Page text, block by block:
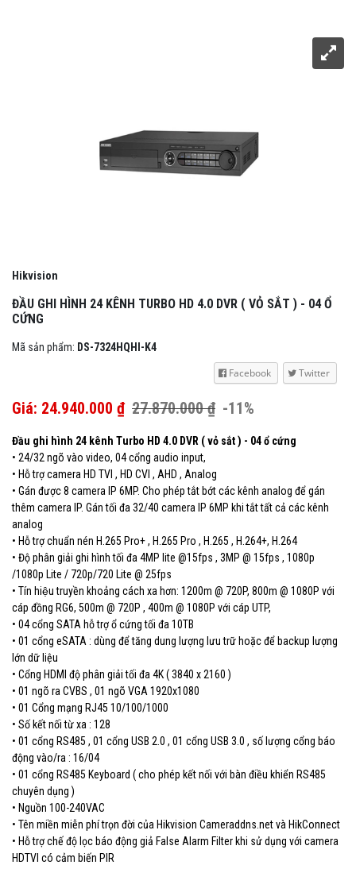
Hikvision
ĐẦU GHI HÌNH 24 KÊNH TURBO HD 4.0 DVR ( VỎ SẮT ) - 04 Ổ
CỨNG
Mã sản phẩm: DS-7324HQHI-K4
Facebook Twitter
Giá: 24.940.000 ₫ 27.870.000 ₫ -11%
Đầu ghi hình 24 kênh Turbo HD 4.0 DVR ( vỏ sắt ) - 04 ổ cứng
• 24/32 ngõ vào video, 04 cổng audio input,
• Hỗ trợ camera HD TVI , HD CVI , AHD , Analog
• Gán được 8 camera IP 6MP. Cho phép tắt bớt các kênh analog để gán
thêm camera IP. Gán tối đa 32/40 camera IP 6MP khi tắt tất cả các kênh
analog
• Hỗ trợ chuẩn nén H.265 Pro+ , H.265 Pro , H.265 , H.264+, H.264
• Độ phân giải ghi hình tối đa 4MP lite @15fps , 3MP @ 15fps , 1080p
/1080p Lite / 720p/720 Lite @ 25fps
• Tín hiệu truyền khoảng cách xa hơn: 1200m @ 720P, 800m @ 1080P với
cáp đồng RG6, 500m @ 720P , 400m @ 1080P với cáp UTP,
• 04 cổng SATA hỗ trợ ổ cứng tối đa 10TB
• 01 cổng eSATA : dùng để tăng dung lượng lưu trữ hoặc để backup lượng
lớn dữ liệu
• Cổng HDMI độ phân giải tối đa 4K ( 3840 x 2160 )
• 01 ngõ ra CVBS , 01 ngõ VGA 1920x1080
• 01 Cổng mạng RJ45 10/100/1000
• Số kết nối từ xa : 128
• 01 cổng RS485 , 01 cổng USB 2.0 , 01 cổng USB 3.0 , số lượng cổng báo
động vào/ra : 16/04
• 01 cổng RS485 Keyboard ( cho phép kết nối với bàn điều khiển RS485
chuyên dụng )
• Nguồn 100-240VAC
• Tên miền miễn phí trọn đời của Hikvision Cameraddns.net và HikConnect
• Hỗ trợ chế độ lọc báo động giả False Alarm Filter khi sử dụng với camera
HDTVI có cảm biến PIR